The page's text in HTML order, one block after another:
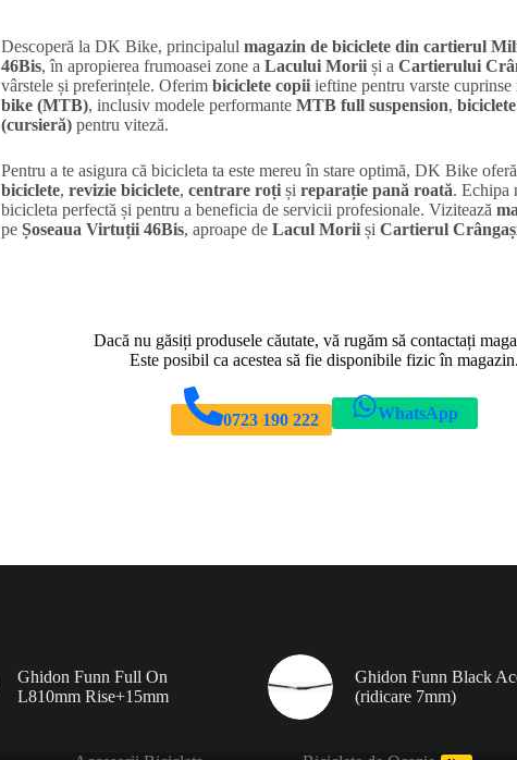
Descoperă la DK Bike, principalul magazin de biciclete din cartierul
46Bis, în apropierea frumoasei zone a Lacului Moriiși a Cartierului
vârstele și preferințele. Oferim biciclete copiiieftine pentru varste
bike (MTB), inclusiv modele performante MTB full suspension,
(cursieră)pentru viteză.
Pentru a te asigura că bicicleta ta este mereu în stare optimă, DK Bike
biciclete, revizie biciclete, centrare roțiși reparație pană roată. Echipa
bicicleta perfectă și pentru a beneficia de servicii profesionale. Vizitează
pe Șoseaua Virtuții 46Bis, aproape de Lacul Moriiși Cartierul
Dacă nu găsiți produsele căutate, vă rugăm să contactați
Este posibil ca acestea să fie disponibile fizic în magazin.
0723 190 222 WhatsApp
Ghidon Funn Full On
L810mm Rise+15mm
Ghidon Funn Black
(ridicare 7mm)